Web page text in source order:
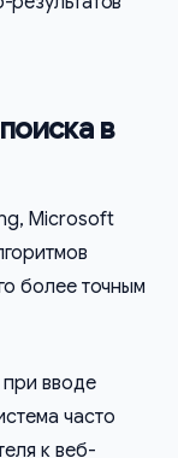
в
Microsoft
более точным
вводе
часто
к веб-